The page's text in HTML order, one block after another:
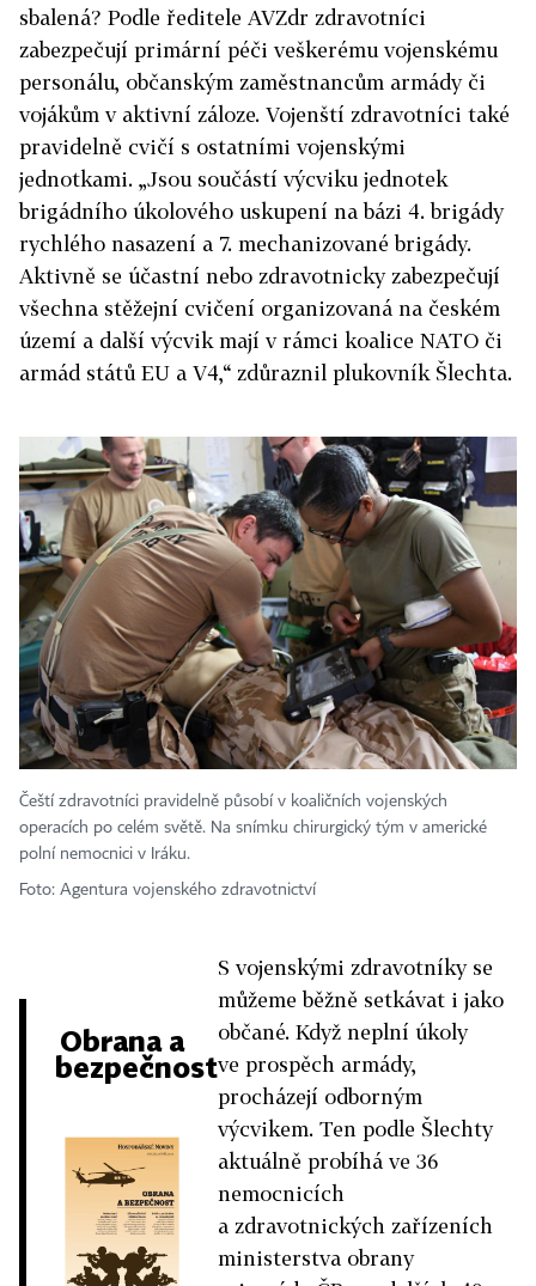
sbalená? Podle ředitele AVZdr zdravotníci
zabezpečují primární péči veškerému vojenskému
personálu, občanským zaměstnancům armády či
vojákům v aktivní záloze. Vojenští zdravotníci také
pravidelně cvičí s ostatními vojenskými
jednotkami. „Jsou součástí výcviku jednotek
brigádního úkolového uskupení na bázi 4. brigády
rychlého nasazení a 7. mechanizované brigády.
Aktivně se účastní nebo zdravotnicky zabezpečují
všechna stěžejní cvičení organizovaná na českém
území a další výcvik mají v rámci koalice NATO či
armád států EU a V4,“ zdůraznil plukovník Šlechta.
Čeští zdravotníci pravidelně působí v koaličních vojenských
operacích po celém světě. Na snímku chirurgický tým v americké
polní nemocnici v Iráku.
Foto: Agentura vojenského zdravotnictví
Obrana a
bezpečnost
S vojenskými zdravotníky se
můžeme běžně setkávat i jako
občané. Když neplní úkoly
ve prospěch armády,
procházejí odborným
výcvikem. Ten podle Šlechty
aktuálně probíhá ve 36
nemocnicích
a zdravotnických zařízeních
ministerstva obrany